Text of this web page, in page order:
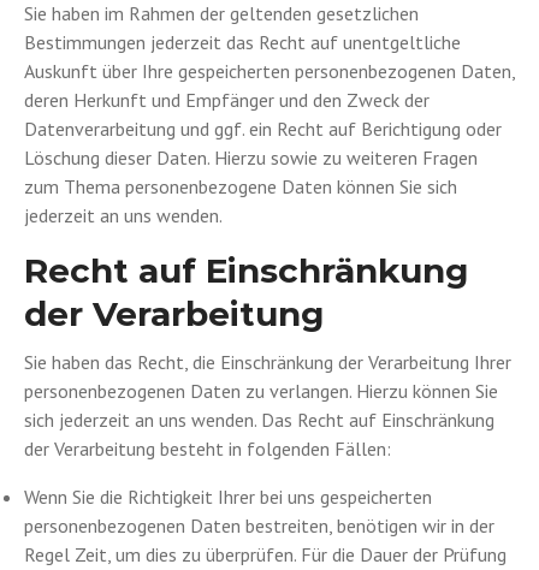
Sie haben im Rahmen der geltenden gesetzlichen
Bestimmungen jederzeit das Recht auf unentgeltliche
Auskunft über Ihre gespeicherten personenbezogenen Daten,
deren Herkunft und Empfänger und den Zweck der
Datenverarbeitung und ggf. ein Recht auf Berichtigung oder
Löschung dieser Daten. Hierzu sowie zu weiteren Fragen
zum Thema personenbezogene Daten können Sie sich
jederzeit an uns wenden.
Recht auf Einschränkung
der Verarbeitung
Sie haben das Recht, die Einschränkung der Verarbeitung Ihrer
personenbezogenen Daten zu verlangen. Hierzu können Sie
sich jederzeit an uns wenden. Das Recht auf Einschränkung
der Verarbeitung besteht in folgenden Fällen:
Wenn Sie die Richtigkeit Ihrer bei uns gespeicherten
personenbezogenen Daten bestreiten, benötigen wir in der
Regel Zeit, um dies zu überprüfen. Für die Dauer der Prüfung